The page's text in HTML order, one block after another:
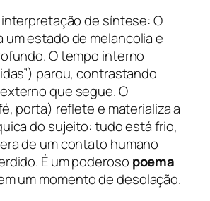
de síntese: O
um estado de melancolia e
O tempo interno
parou, contrastando
que segue. O
porta) reflete e materializa a
do sujeito: tudo está frio,
de um contato humano
É um poderoso poema
um momento de desolação.